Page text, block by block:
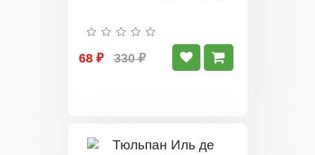
68 ₽ 330 ₽